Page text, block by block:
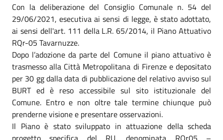
Con la deliberazione del Consiglio Comunale n. 54 del
29/06/2021, esecutiva ai sensi di legge, è stato adottato,
ai sensi dell'art. 111 della L.R. 65/2014, il Piano Attuativo
RQr-05 Tavarnuzze.
Dopo l’adozione da parte del Comune il piano attuativo è
trasmesso alla Città Metropolitana di Firenze e depositato
per 30 gg dalla data di pubblicazione del relativo avviso sul
BURT ed è reso accessibile sul sito istituzionale del
Comune. Entro e non oltre tale termine chiunque può
prenderne visione e presentare osservazioni.
Il Piano è stato sviluppato in attuazione della scheda